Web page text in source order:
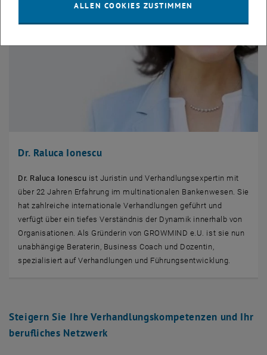
Dr. Raluca Ionescu
Dr. Raluca Ionescu ist Juristin und Verhandlungsexpertin mit
über 22 Jahren Erfahrung im multinationalen Bankenwesen. Sie
hat zahlreiche internationale Verhandlungen geführt und
verfügt über ein tiefes Verständnis der Dynamik innerhalb von
Organisationen. Als Gründerin von GROWMIND e.U. ist sie nun
unabhängige Beraterin, Business Coach und Dozentin,
spezialisiert auf Verhandlungen und Führungsentwicklung.
Steigern Sie Ihre Verhandlungskompetenzen und Ihr
berufliches Netzwerk
ALLEN COOKIES ZUSTIMMEN